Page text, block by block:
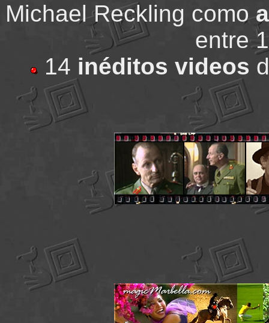
Michael Reckling como
entre
14 inéditos videos